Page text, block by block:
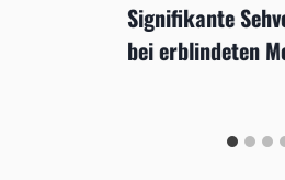
Signifikante
bei erblindeten